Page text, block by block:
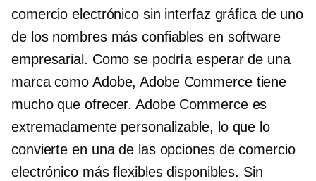
comercio electrónico sin interfaz gráfica de uno
de los nombres más confiables en software
empresarial. Como se podría esperar de una
marca como Adobe, Adobe Commerce tiene
mucho que ofrecer. Adobe Commerce es
extremadamente personalizable, lo que lo
convierte en una de las opciones de comercio
electrónico más flexibles disponibles. Sin